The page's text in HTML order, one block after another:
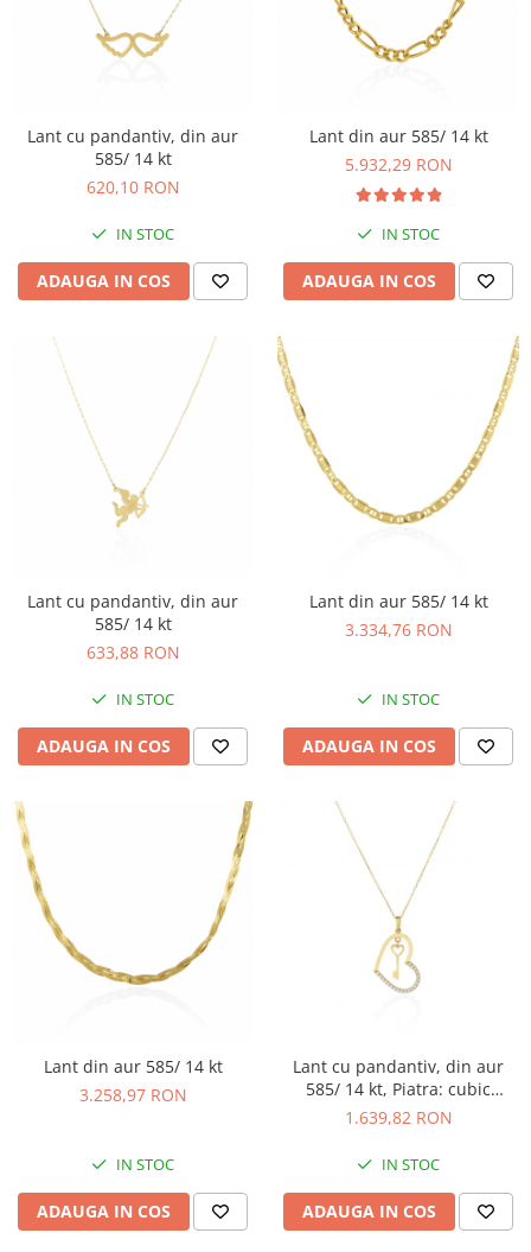
ACE DE CRAVATA
BRATARI PENTRU PICIOR
LANTURI TIP ROZARIU
Lant cu pandantiv, din aur
585/ 14 kt
620,10 RON
IN STOC
ADAUGA IN COS
Lant din aur 585/ 14 kt
5.932,29 RON
IN STOC
ADAUGA IN COS
Lant cu pandantiv, din aur
585/ 14 kt
633,88 RON
IN STOC
ADAUGA IN COS
Lant din aur 585/ 14 kt
3.334,76 RON
IN STOC
ADAUGA IN COS
Lant din aur 585/ 14 kt
3.258,97 RON
IN STOC
ADAUGA IN COS
Lant cu pandantiv, din aur
585/ 14 kt, Piatra: cubic
zirconia, Culoare:
1.639,82 RON
IN STOC
ADAUGA IN COS